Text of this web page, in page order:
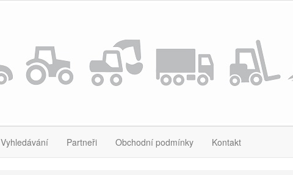
Vyhledávání Partneři Obchodní podmínky Kontakt